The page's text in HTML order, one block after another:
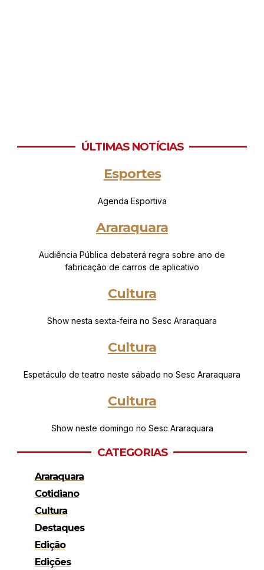
ÚLTIMAS NOTÍCIAS
Esportes
Agenda Esportiva
Araraquara
Audiência Pública debaterá regra sobre ano de
fabricação de carros de aplicativo
Cultura
Show nesta sexta-feira no Sesc Araraquara
Cultura
Espetáculo de teatro neste sábado no Sesc Araraquara
Cultura
Show neste domingo no Sesc Araraquara
CATEGORIAS
Araraquara
Cotidiano
Cultura
Destaques
Edição
Edições